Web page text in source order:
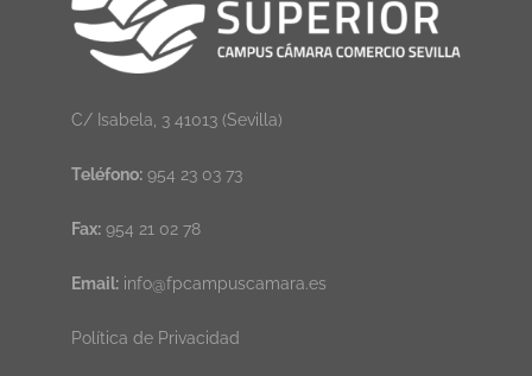
C/ Isabela, 3 41013 (Sevilla)
Teléfono:954 23 03 73
Fax:954 21 02 78
Email: info@fpcampuscamara.es
Política de Privacidad